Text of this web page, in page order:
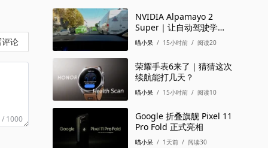
论
/ 1000
波士顿动力人形机器人进
托马斯全旋
/ 1年前 / 阅读7423
波士顿动力机器人首次进
/ 7个月前 / 阅读3124
波士顿机器人设计
NVIDIA Alpamayo 2
Super｜让自动驾驶学会
“思考”再行动
喵小呆 / 15小时前 / 阅读20
荣耀手表6来了｜猜猜这次
续航能打几天？
喵小呆 / 15小时前 / 阅读10
Google 折叠旗舰 Pixel 11
Pro Fold 正式亮相
喵小呆 / 1天前 / 阅读30